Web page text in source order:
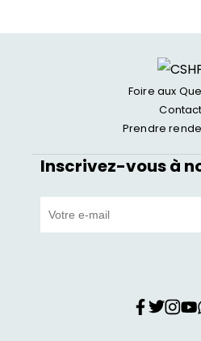
Foire aux
Contact
Prendre
Inscrivez-vous à